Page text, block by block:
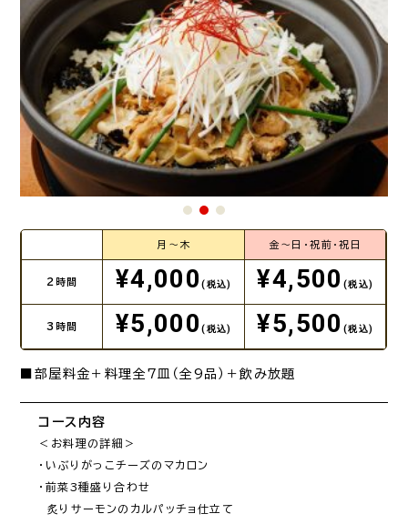
月～木 金～日・祝前・祝日
2時間 ¥4,000(税込) ¥4,500 (税込)
3時間 ¥5,000(税込) ¥5,500 (税込)
■部屋料金＋料理全7皿（全9品）＋飲み放題
コース内容
＜お料理の詳細＞
・いぶりがっこチーズのマカロン
・前菜3種盛り合わせ
炙りサーモンのカルパッチョ仕立て